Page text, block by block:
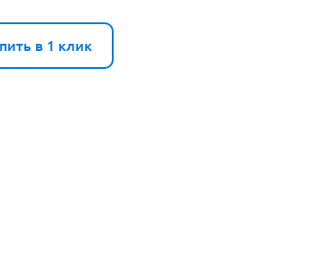
в 1 клик